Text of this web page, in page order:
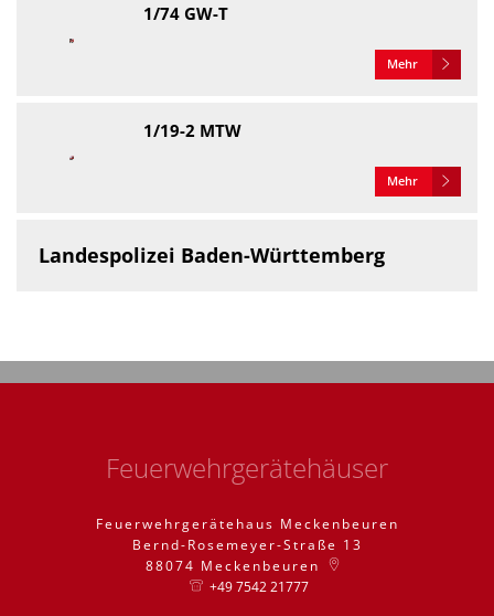
1/74 GW-T
Mehr
1/19-2 MTW
Mehr
Landespolizei Baden-Württemberg
Feuerwehrgerätehäuser
Feuerwehrgerätehaus Meckenbeuren
Bernd-Rosemeyer-Straße 13
88074 Meckenbeuren
+49 7542 21777